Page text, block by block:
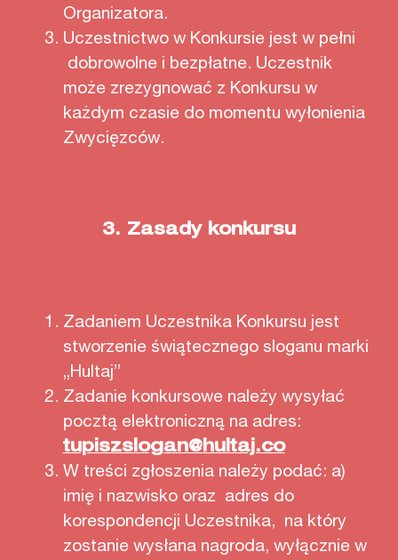
Organizatora.
Uczestnictwo w Konkursie jest w pełni
dobrowolne i bezpłatne. Uczestnik
może zrezygnować z Konkursu w
każdym czasie do momentu wyłonienia
Zwycięzców.
3. Zasady konkursu
Zadaniem Uczestnika Konkursu jest
stworzenie świątecznego sloganu marki
„Hultaj”
Zadanie konkursowe należy wysyłać
pocztą elektroniczną na adres:
tupiszslogan@hultaj.co
W treści zgłoszenia należy podać: a)
imię i nazwisko oraz adres do
korespondencji Uczestnika, na który
zostanie wysłana nagroda, wyłącznie w